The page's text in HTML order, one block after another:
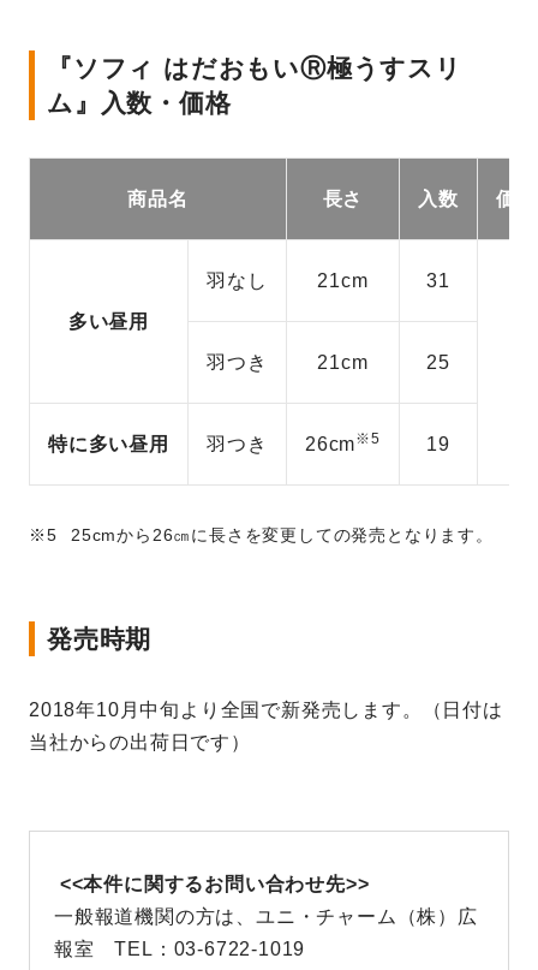
『ソフィ はだおもいⓇ極うすスリ
ム』入数・価格
商品名 長さ 入数 価格
多い昼用
羽なし 21cm 31
羽つき 21cm 25
特に多い昼用 羽つき 26cm※5 19
25cmから26㎝に長さを変更しての発売となります。
発売時期
2018年10月中旬より全国で新発売します。（日付は
当社からの出荷日です）
<<本件に関するお問い合わせ先>>
一般報道機関の方は、ユニ・チャーム（株）広
報室 TEL：03-6722-1019